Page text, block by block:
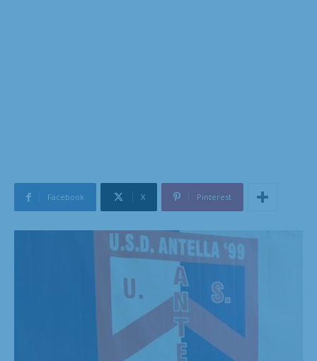
Facebook X Pinterest